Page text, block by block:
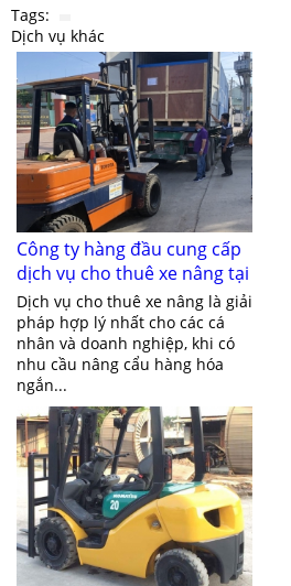
Tags:
Dịch vụ khác
Công ty hàng đầu cung cấp
dịch vụ cho thuê xe nâng tại
Bình Dương
Dịch vụ cho thuê xe nâng là giải
pháp hợp lý nhất cho các cá
nhân và doanh nghiệp, khi có
nhu cầu nâng cẩu hàng hóa
ngắn...